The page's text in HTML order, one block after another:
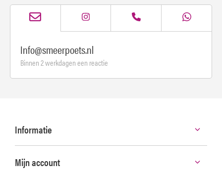
Info@smeerpoets.nl
Binnen 2 werkdagen een reactie
Informatie
Mijn account